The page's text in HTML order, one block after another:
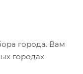
города. Вам
городах